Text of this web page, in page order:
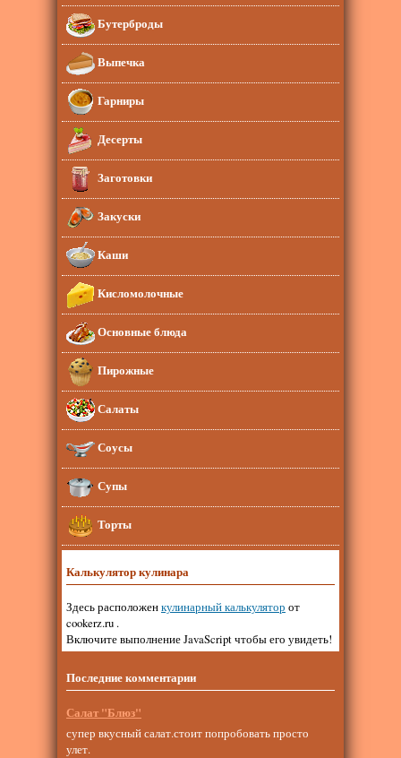
Бутерброды
Выпечка
Гарниры
Десерты
Заготовки
Закуски
Каши
Кисломолочные
Основные блюда
Пирожные
Салаты
Соусы
Супы
Торты
Калькулятор кулинара
Здесь расположенкулинарный калькулятор от
cookerz.ru .
Включите выполнение JavaScript чтобы его увидеть!
Последние комментарии
Салат "Блюз"
супер вкусный салат.стоит попробовать просто
улет.